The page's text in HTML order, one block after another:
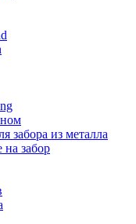
забора из металла
забор